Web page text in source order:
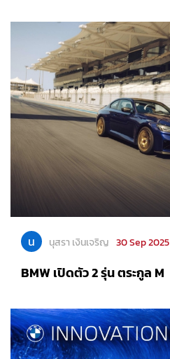
น นุสรา เงินเจริญ 30 Sep 2025
BMW เปิดตัว 2 รุ่น ตระกูล M